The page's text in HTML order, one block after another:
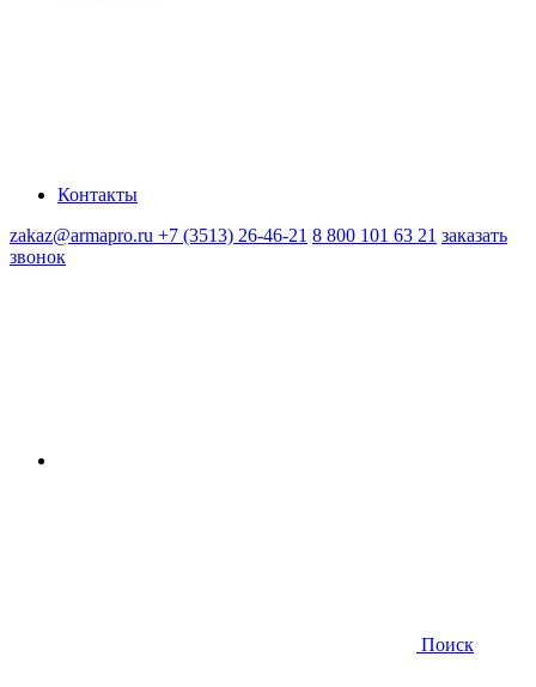
Контакты
zakaz@armapro.ru +7 (3513) 26-46-21 8 800 101 63 21 заказать
звонок
Поиск